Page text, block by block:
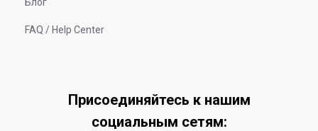
FAQ / Help Center
Присоединяйтесь к нашим
социальным сетям: